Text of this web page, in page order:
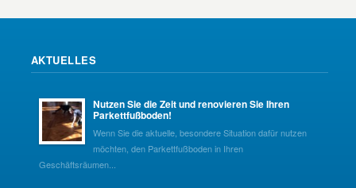
AKTUELLES
Nutzen Sie die Zeit und renovieren Sie Ihren
Parkettfußboden!
Wenn Sie die aktuelle, besondere Situation dafür nutzen
möchten, den Parkettfußboden in Ihren
Geschäftsräumen...